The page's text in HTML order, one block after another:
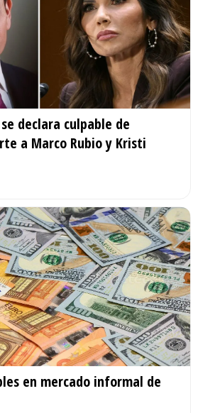
declara culpable de
a Marco Rubio y Kristi
en mercado informal de